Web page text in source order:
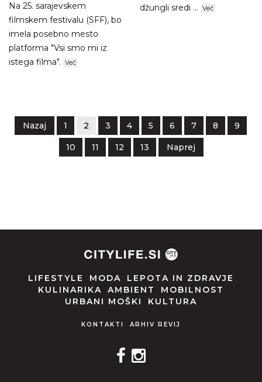
Na 25. sarajevskem
filmskem festivalu (SFF), bo
imela posebno mesto
platforma "Vsi smo mi iz
istega filma". Več
džungli sredi ... Več
Nazaj 1 2 3 4 5 6 7 8 9
10 11 12 13 Naprej
LIFESTYLE MODA
LEPOTA IN ZDRAVJE
KULINARIKA
AMBIENT
MOBILNOST
URBANI MOŠKI
KULTURA
KONTAKTI ARHIV REVIJ